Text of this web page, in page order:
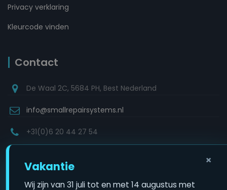
Privacy verklaring
Kleurcode vinden
Contact
De Waal 2C, 5684 PH, Best Nederland
info@smallrepairsystems.nl
+31(0)6 20 44 27 54
Copyright © 2022Small Repair Systems. All rights reserved.
×
Vakantie
Wij zijn van 31 juli tot en met 14 augustus met